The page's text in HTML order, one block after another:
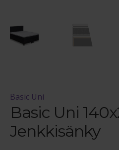
Basic Uni
Basic Uni
Jenkkisänky